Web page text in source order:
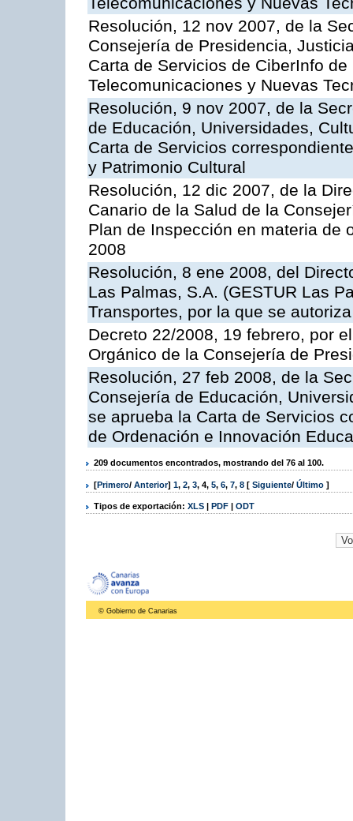
Resolución, 12 nov 2007, de la
Consejería de Presidencia,
Carta de Servicios de CiberInfo
Telecomunicaciones y Nuevas
Resolución, 9 nov 2007, de la
de Educación, Universidades,
Carta de Servicios
y Patrimonio Cultural
Resolución, 12 dic 2007, de la
Canario de la Salud de la
Plan de Inspección en materia de
2008
Resolución, 8 ene 2008, del
Las Palmas, S.A. (GESTUR Las
Transportes, por la que se
Decreto 22/2008, 19 febrero, por
Orgánico de la Consejería de
Resolución, 27 feb 2008, de la
Consejería de Educación,
se aprueba la Carta de Servicios
de Ordenación e Innovación
209 documentos encontrados, mostrando del 76 al 100.
[Primero/ Anterior] 1, 2, 3, 4, 5, 6, 7, 8 [ Siguiente/ Último ]
Tipos de exportación: XLS | PDF | ODT
© Gobierno de Canarias